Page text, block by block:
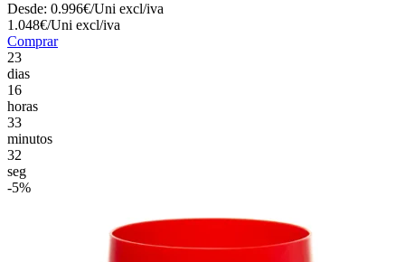
Desde: 0.996€/Uni excl/iva
1.048€/Uni excl/iva
Comprar
23
dias
16
horas
33
minutos
30
seg
-5%